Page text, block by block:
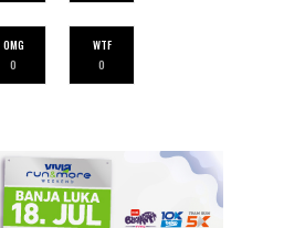
OMG
0
WTF
0